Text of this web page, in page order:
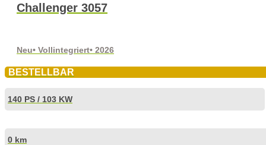
Challenger 3057
Neu• Vollintegriert• 2026
BESTELLBAR
140 PS / 103 KW
0 km